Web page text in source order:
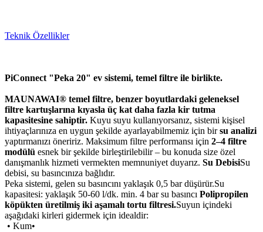
Teknik Özellikler
PiConnect "Peka 20" ev sistemi, temel filtre ile birlikte.
MAUNAWAI® temel filtre, benzer boyutlardaki geleneksel
filtre kartuşlarına kıyasla üç kat daha fazla kir tutma
kapasitesine sahiptir. Kuyu suyu kullanıyorsanız, sistemi kişisel
ihtiyaçlarınıza en uygun şekilde ayarlayabilmemiz için birsu analizi
yaptırmanızı öneririz. Maksimum filtre performansı için 2–4 filtre
modülü esnek bir şekilde birleştirilebilir – bu konuda size özel
danışmanlık hizmeti vermekten memnuniyet duyarız. Su DebisiSu
debisi, su basıncınıza bağlıdır.
Peka sistemi, gelen su basıncını yaklaşık 0,5 bar düşürür.Su
kapasitesi: yaklaşık 50-60 l/dk. min. 4 bar su basıncı Polipropilen
köpükten üretilmiş iki aşamalı tortu filtresi.Suyun içindeki
aşağıdaki kirleri gidermek için idealdir:
• Kum•